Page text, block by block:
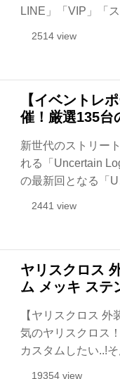
LINE」「VIP」「
2514 view
【イベントレ
催！厳選135台
新世代のストリー
れる「Uncertain
の最新回となる「
2441 view
ヤリスクロス
ム メッキ ステ
【ヤリスクロス
気のヤリスクロス
カスタムしたい..!
19354 view